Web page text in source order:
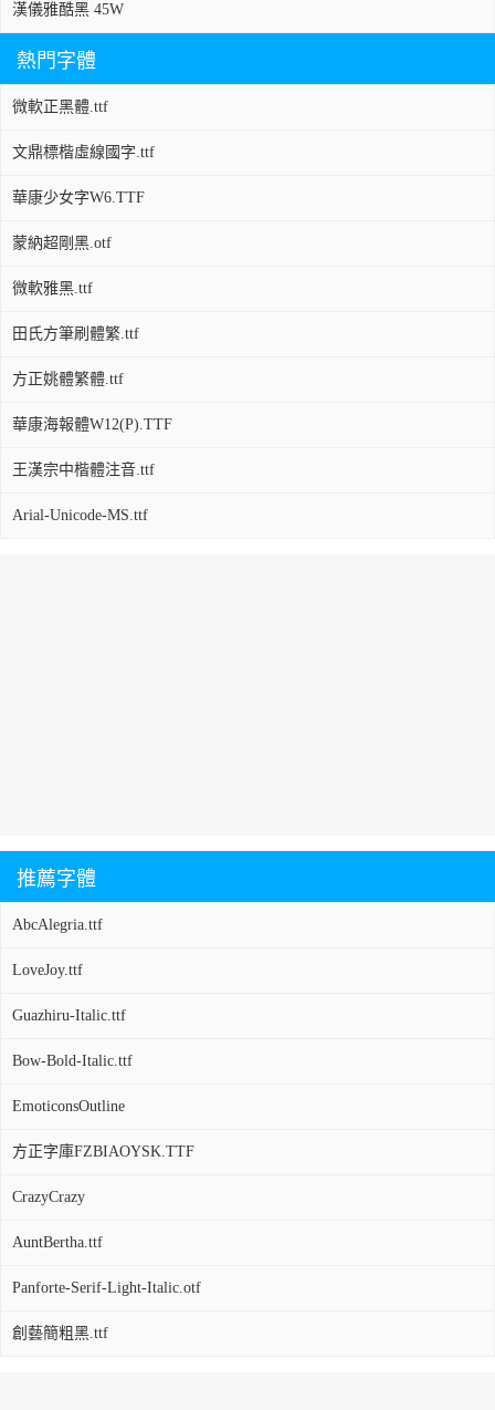
漢儀雅酷黑 45W
熱門字體
微軟正黑體.ttf
文鼎標楷虛線國字.ttf
華康少女字W6.TTF
蒙納超剛黑.otf
微軟雅黑.ttf
田氏方筆刷體繁.ttf
方正姚體繁體.ttf
華康海報體W12(P).TTF
王漢宗中楷體注音.ttf
Arial-Unicode-MS.ttf
推薦字體
AbcAlegria.ttf
LoveJoy.ttf
Guazhiru-Italic.ttf
Bow-Bold-Italic.ttf
EmoticonsOutline
方正字庫FZBIAOYSK.TTF
CrazyCrazy
AuntBertha.ttf
Panforte-Serif-Light-Italic.otf
創藝簡粗黑.ttf